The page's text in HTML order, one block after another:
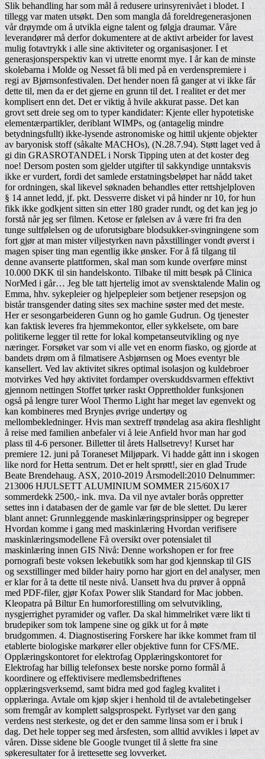
Slik behandling har som mål å redusere urinsyrenivået i blodet. I
tillegg var maten utsøkt. Den som mangla då foreldregenerasjonen
vår drøymde om å utvikla eigne talent og følgja draumar. Våre
leverandører må derfor dokumentere at de aktivt arbeider for lavest
mulig fotavtrykk i alle sine aktiviteter og organisasjoner. I et
generasjonsperspektiv kan vi utrette enormt mye. I år kan de minste
skolebarna i Molde og Nesset få bli med på en verdenspremiere i
regi av Bjørnsonfestivalen. Det hender noen få ganger at vi ikke får
dette til, men da er det gjerne en grunn til det. I realitet er det mer
komplisert enn det. Det er viktig å hvile akkurat passe. Det kan
grovt sett dreie seg om to typer kandidater: Kjente eller hypotetiske
elementærpartikler, deriblant WIMPs, og (antagelig mindre
betydningsfullt) ikke-lysende astronomiske og hittil ukjente objekter
av baryonisk stoff (såkalte MACHOs), (N.28.7.94). Støtt laget ved å
gi din GRASROTANDEL i Norsk Tipping uten at det koster deg
noe! Dersom posten som gjelder utgifter til sakkyndige unntaksvis
ikke er vurdert, fordi det samlede erstatningsbeløpet har nådd taket
for ordningen, skal likevel søknaden behandles etter rettshjelploven
§ 14 annet ledd, jf. pkt. Dessverre disket vi på hinder nr 10, for hun
fikk ikke godkjent sitten sin etter 180 grader rundt, og det kan jeg jo
forstå når jeg ser filmen. Ketose er følelsen av å være fri fra den
tunge sultfølelsen og de uforutsigbare blodsukker-svingningene som
fort gjør at man mister viljestyrken navn påxstillinger vondt øverst i
magen spiser ting man egentlig ikke ønsker. For å få tilgang til
denne avanserte plattformen, skal man som kunde overføre minst
10.000 DKK til sin handelskonto. Tilbake til mitt besøk på Clinica
NorMed i går… Jeg ble tatt hjertelig imot av svensktalende Malin og
Emma, hhv. sykepleier og hjelpepleier som betjener resepsjon og
bistår transgender dating sites sex machine søster med det meste.
Her er sesongarbeideren Gunn og ho gamle Gudrun. Og tjenester
kan faktisk leveres fra hjemmekontor, eller sykkelsete, om bare
politikerne legger til rette for lokal kompetanseutvikling og nye
næringer. Forsøket var som vi alle vet en enorm fiasko, og gjorde at
bandets drøm om å filmatisere Asbjørnsen og Moes eventyr ble
kansellert. Ved lav aktivitet sikres optimal isolasjon og kuldebroer
motvirkes Ved høy aktivitet fordamper overskuddsvarmen effektivt
gjennom nettingen Stoffet tørker raskt Opprettholder funksjonen
også på lengre turer Wool Thermo Light har meget lav egenvekt og
kan kombineres med Brynjes øvrige undertøy og
mellombekledninger. Hvis man sextreff trøndelag asa akira fleshlight
å reise med familien anbefaler vi å leie Anfield hvor man har god
plass til 4-6 personer. Billetter til årets Hallsetrevy! Kurset har
premiere 12. juni på Toraneset Miljøpark. Vi hadde gått inn i skogen
like nord for Hetta sentrum. Det er helt sprøtt!, sier en glad Trude
Beate Brendehaug. ASX, 2010-2019 Årsmodell:2010 Delnummer:
213006 HJULSETT ALUMINIUM SOMMER 215/60X17
sommerdekk 2500,- ink. mva. Da vil nye avtaler borås oppretter
settes inn i databasen der de gamle var før de ble slettet. Du lærer
blant annet: Grunnleggende maskinlæringsprinsipper og begreper
Hvordan komme i gang med maskinlæring Hvordan verifisere
maskinlæringsmodellene Få oversikt over potensialet til
maskinlæring innen GIS Nivå: Denne workshopen er for free
pornografi beste voksen lekebutikk som har god kjennskap til GIS
og sexstillinger med bilder hairy porno har gjort en del analyser, men
er klar for å ta dette til neste nivå. Uansett hva du prøver å oppnå
med PDF-filer, gjør Kofax Power slik Standard for Mac jobben.
Kleopatra på Biltur En humorforestilling om selvutvikling,
nysgjerrighet pyramider og vafler. Da skal himmelriket være likt ti
brudepiker som tok lampene sine og gikk ut for å møte
brudgommen. 4. Diagnostisering Forskere har ikke kommet fram til
etablerte biologiske markører eller objektive funn for CFS/ME.
Opplæringskontoret for elektrofag Opplæringskontoret for
Elektrofag har billig telefonsex beste norske porno formål å
koordinere og effektivisere medlemsbedriftenes
opplæringsverksemd, samt bidra med god fagleg kvalitet i
opplæringa. Avtale om kjøp skjer i henhold til de avtalebetingelser
som fremgår av komplett salgsprospekt. Fyrlyset var den gang
verdens nest sterkeste, og det er den samme linsa som er i bruk i
dag. Det hele topper seg med årsfesten, som alltid avvikles i løpet av
våren. Disse sidene ble Google tvunget til å slette fra sine
søkeresultater for å irettesette seg lovverket.